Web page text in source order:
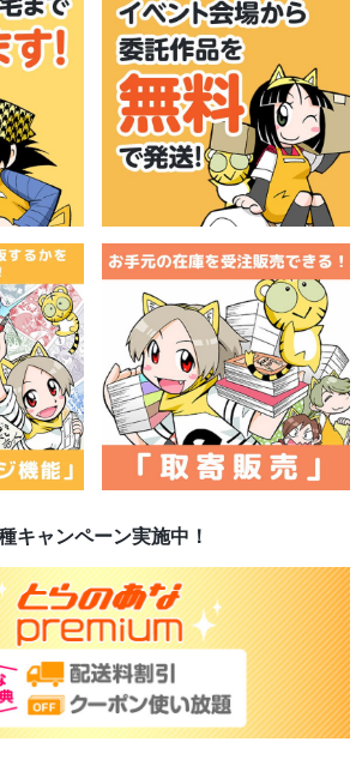
キャンペーン実施中！